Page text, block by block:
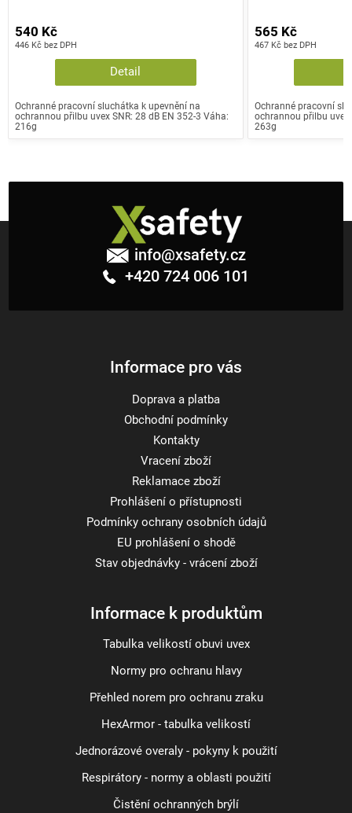
446 Kč bez DPH
540 Kč
Detail
Ochranné pracovní sluchátka k upevnění na
ochrannou přilbu uvex SNR: 28 dB EN 352-3 Váha:
216g
467 Kč bez DPH
565 Kč
Ochranné pracovní
ochrannou přilbu uvex
263g
info@xsafety.cz
+420 724 006 101
Informace pro vás
Doprava a platba
Obchodní podmínky
Kontakty
Vracení zboží
Reklamace zboží
Prohlášení o přístupnosti
Podmínky ochrany osobních údajů
EU prohlášení o shodě
Stav objednávky - vrácení zboží
Informace k produktům
Tabulka velikostí obuvi uvex
Normy pro ochranu hlavy
Přehled norem pro ochranu zraku
HexArmor - tabulka velikostí
Jednorázové overaly - pokyny k použití
Respirátory - normy a oblasti použití
Čistění ochranných brýlí